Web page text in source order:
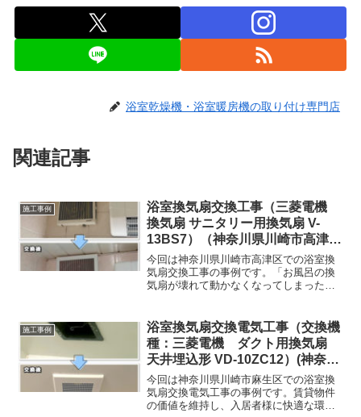
浴室乾燥機・浴室暖房機の取り付け専門店
関連記事
施工事例
浴室換気扇交換工事（三菱電機
換気扇 サニタリー用換気扇 V-
13BS7）（神奈川県川崎市高津
区）
今回は神奈川県川崎市高津区での浴室換
気扇交換工事の事例です。「お風呂の換
気扇が壊れて動かなくなってしまった」
施工事例
浴室換気扇交換電気工事（交換機
種：三菱電機 ダクト用換気扇
天井埋込形 VD-10ZC12）(神奈川
県川崎市麻生区)
今回は神奈川県川崎市麻生区での浴室換
気扇交換電気工事の事例です。賃貸物件
の価値を維持し、入居者様に快適な環境